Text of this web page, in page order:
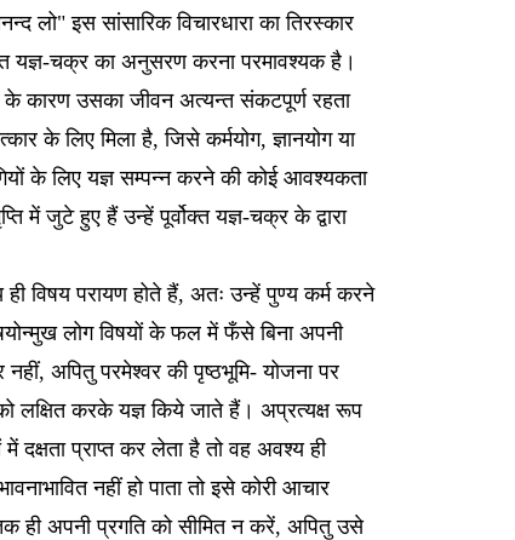
लो" इस सांसारिक विचारधारा का तिरस्कार
यज्ञ-चक्र का अनुसरण करना परमावश्यक है।
के कारण उसका जीवन अत्यन्त संकटपूर्ण रहता
के लिए मिला है, जिसे कर्मयोग, ज्ञानयोग या
के लिए यज्ञ सम्पन्न करने की कोई आवश्यकता
में जुटे हुए हैं उन्हें पूर्वोक्त यज्ञ-चक्र के द्वारा
विषय परायण होते हैं, अतः उन्हें पुण्य कर्म करने
लोग विषयों के फल में फँसे बिना अपनी
अपितु परमेश्वर की पृष्ठभूमि- योजना पर
लक्षित करके यज्ञ किये जाते हैं। अप्रत्यक्ष रूप
दक्षता प्राप्त कर लेता है तो वह अवश्य ही
नहीं हो पाता तो इसे कोरी आचार
ही अपनी प्रगति को सीमित न करें, अपितु उसे